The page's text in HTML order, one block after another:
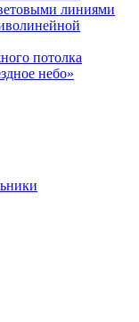
линиями
потолка
небо»